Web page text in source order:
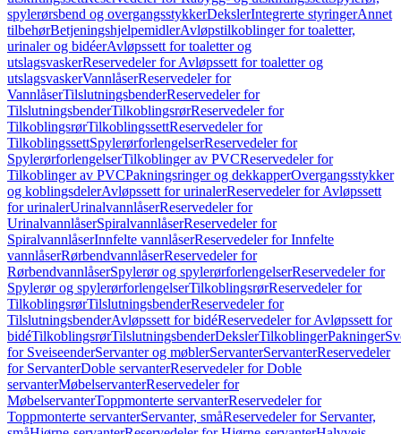
spylerørsbend og overgangsstykkerDekslerIntegrerte styringerAnnet
tilbehørBetjeningshjelpemidlerAvløpstilkoblinger for toaletter,
urinaler og bidéerAvløpssett for toaletter og
utslagsvaskerReservedeler for Avløpssett for toaletter og
utslagsvaskerVannlåserReservedeler for
VannlåserTilslutningsbenderReservedeler for
TilslutningsbenderTilkoblingsrørReservedeler for
TilkoblingsrørTilkoblingssettReservedeler for
TilkoblingssettSpylerørforlengelserReservedeler for
SpylerørforlengelserTilkoblinger av PVCReservedeler for
Tilkoblinger av PVCPakningsringer og dekkapperOvergangsstykker
og koblingsdelerAvløpssett for urinalerReservedeler for Avløpssett
for urinalerUrinalvannlåserReservedeler for
UrinalvannlåserSpiralvannlåserReservedeler for
SpiralvannlåserInnfelte vannlåserReservedeler for Innfelte
vannlåserRørbendvannlåserReservedeler for
RørbendvannlåserSpylerør og spylerørforlengelserReservedeler for
Spylerør og spylerørforlengelserTilkoblingsrørReservedeler for
TilkoblingsrørTilslutningsbenderReservedeler for
TilslutningsbenderAvløpssett for bidéReservedeler for Avløpssett for
bidéTilkoblingsrørTilslutningsbenderDekslerTilkoblingerPakninger
for SveiseenderServanter og møblerServanterServanterReservedeler
for ServanterDoble servanterReservedeler for Doble
servanterMøbelservanterReservedeler for
MøbelservanterToppmonterte servanterReservedeler for
Toppmonterte servanterServanter, småReservedeler for Servanter,